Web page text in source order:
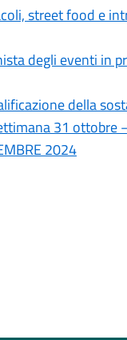
street food e
degli eventi in
della
31 ottobre
2024